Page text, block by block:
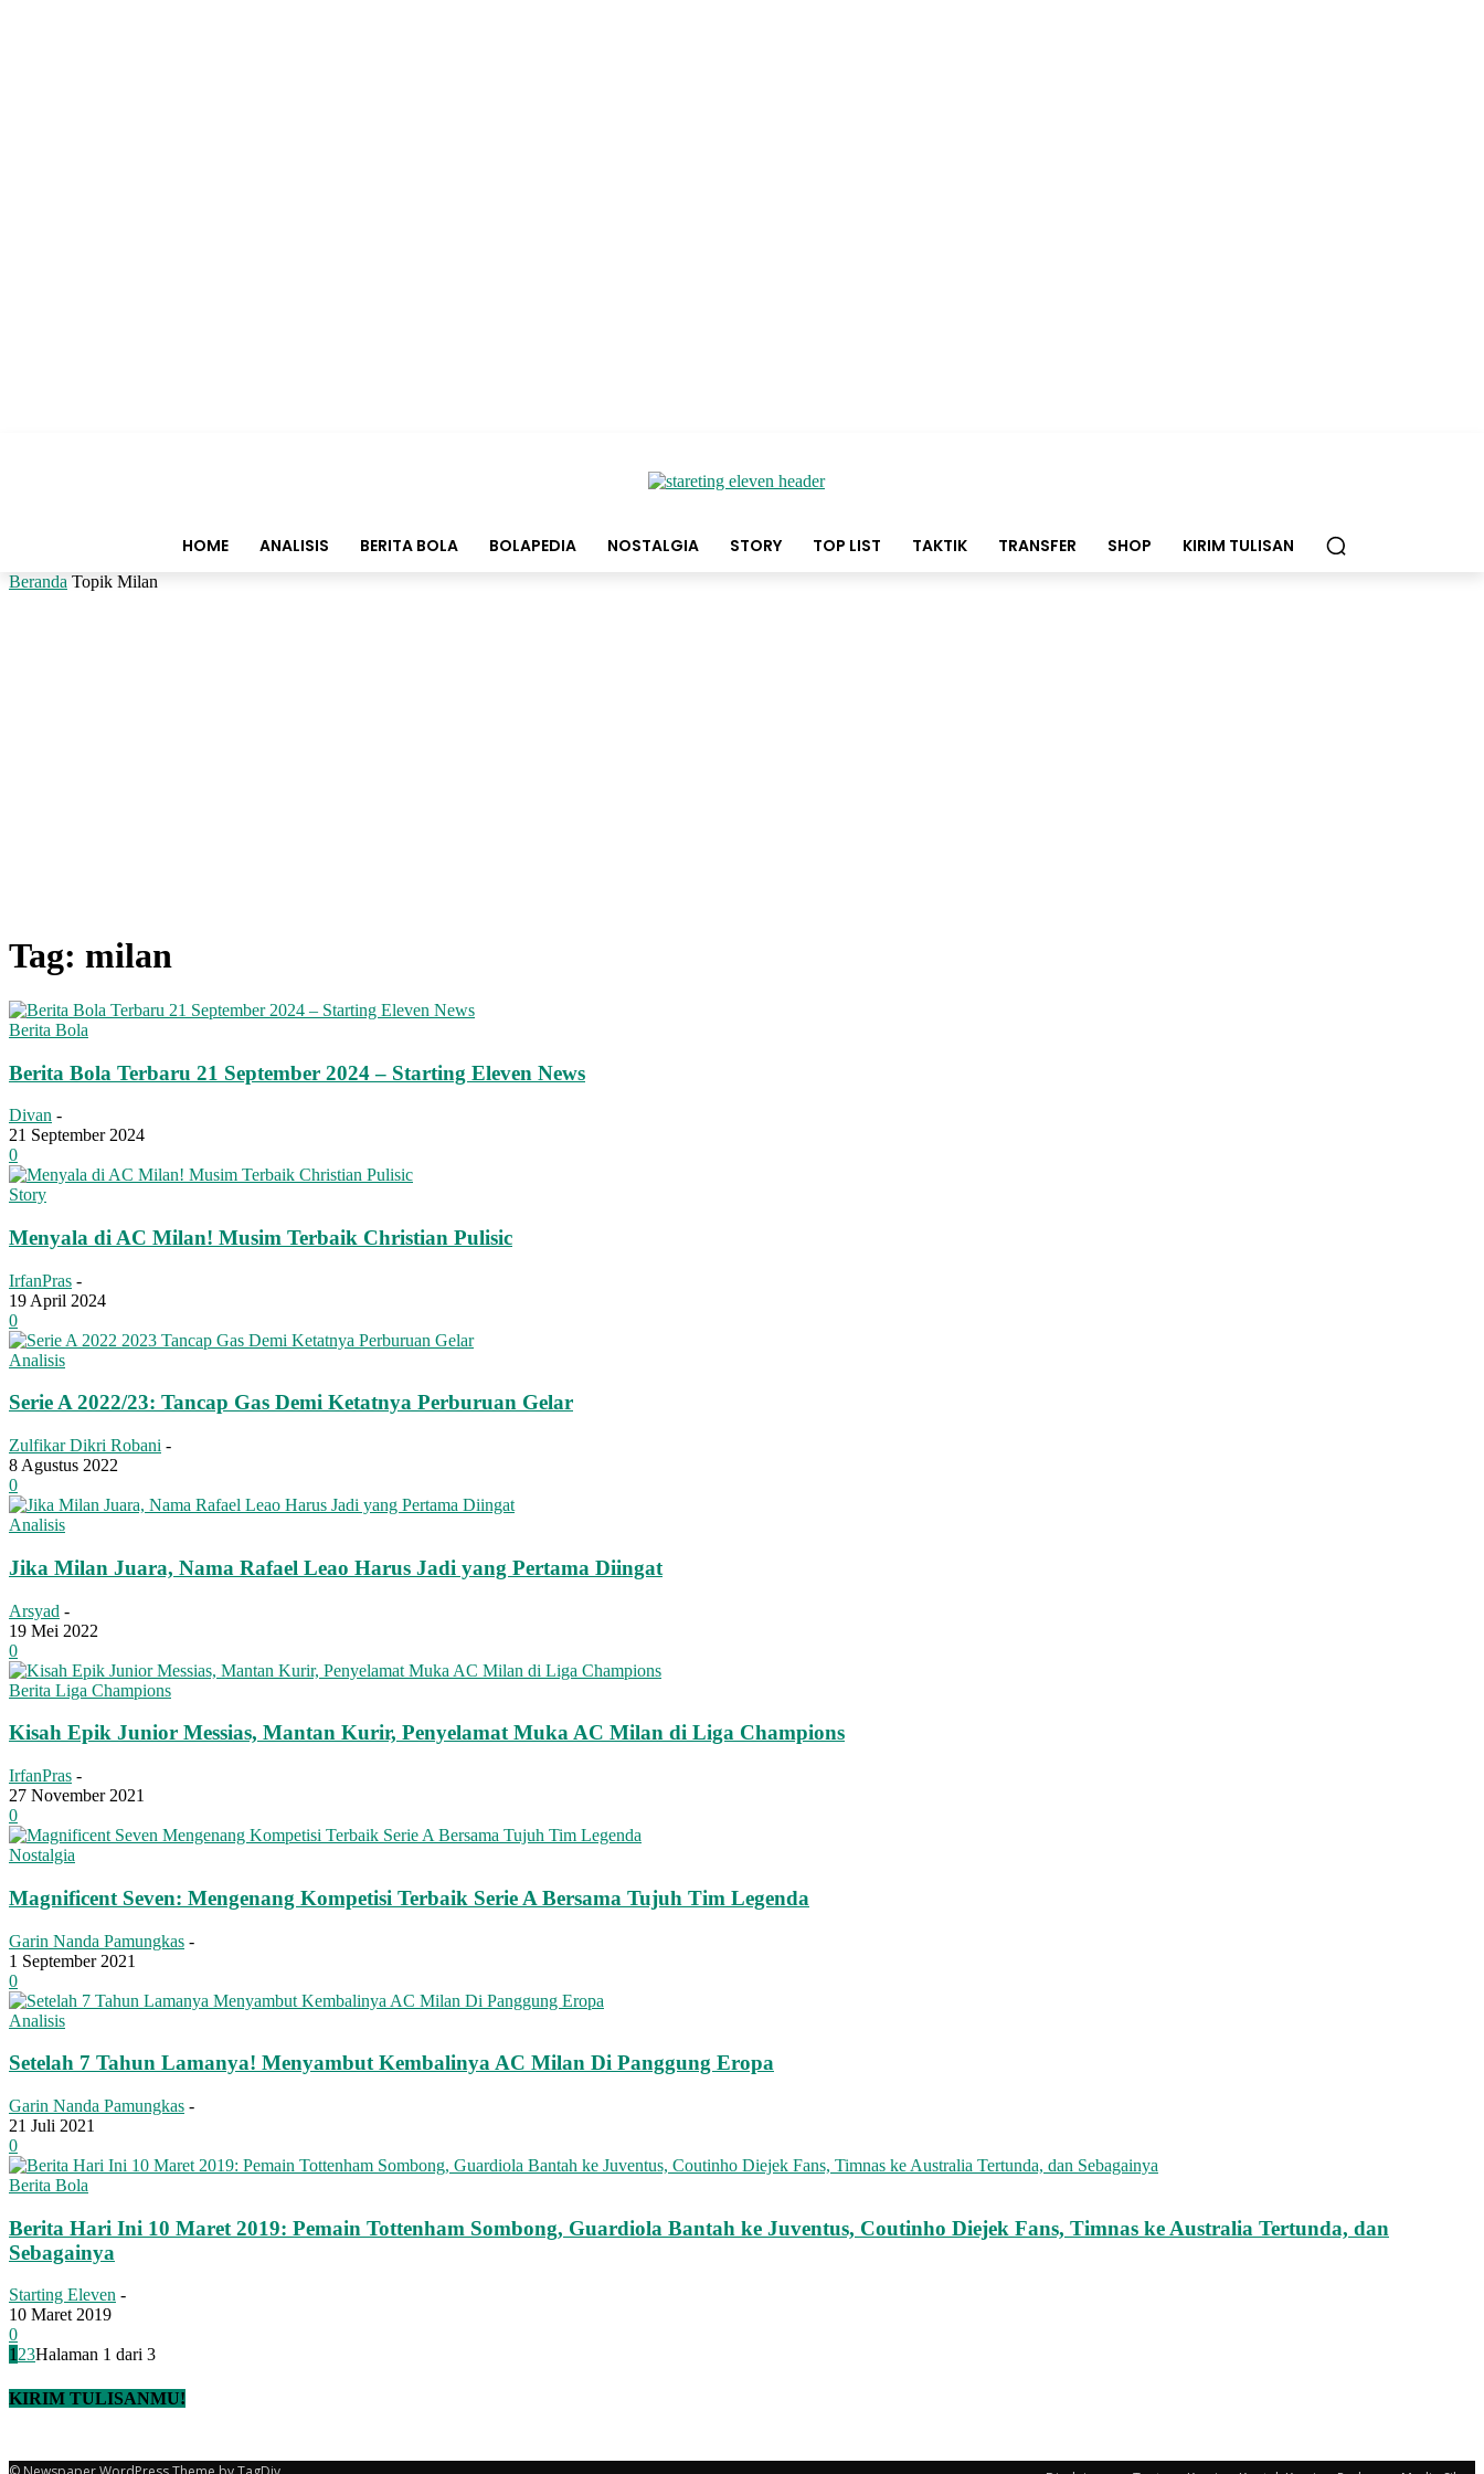
HOME ANALISIS BERITA BOLA BOLAPEDIA NOSTALGIA STORY TOP LIST TAKTIK TRANSFER SHOP KIRIM TULISAN
Beranda Topik Milan
Tag: milan
Berita Bola
Berita Bola Terbaru 21 September 2024 – Starting Eleven News
Divan -
21 September 2024
0
Story
Menyala di AC Milan! Musim Terbaik Christian Pulisic
IrfanPras -
19 April 2024
0
Analisis
Serie A 2022/23: Tancap Gas Demi Ketatnya Perburuan Gelar
Zulfikar Dikri Robani -
8 Agustus 2022
0
Analisis
Jika Milan Juara, Nama Rafael Leao Harus Jadi yang Pertama Diingat
Arsyad -
19 Mei 2022
0
Berita Liga Champions
Kisah Epik Junior Messias, Mantan Kurir, Penyelamat Muka AC Milan di Liga Champions
IrfanPras -
27 November 2021
0
Nostalgia
Magnificent Seven: Mengenang Kompetisi Terbaik Serie A Bersama Tujuh Tim Legenda
Garin Nanda Pamungkas -
1 September 2021
0
Analisis
Setelah 7 Tahun Lamanya! Menyambut Kembalinya AC Milan Di Panggung Eropa
Garin Nanda Pamungkas -
21 Juli 2021
0
Berita Bola
Berita Hari Ini 10 Maret 2019: Pemain Tottenham Sombong, Guardiola Bantah ke Juventus, Coutinho Diejek Fans, Timnas ke Australia Tertunda, dan
Sebagainya
Starting Eleven -
10 Maret 2019
0
1 23Halaman 1 dari 3
KIRIM TULISANMU!